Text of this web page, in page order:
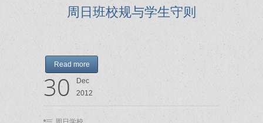
周日班校规与学生守则
Read more
30
Dec
2012